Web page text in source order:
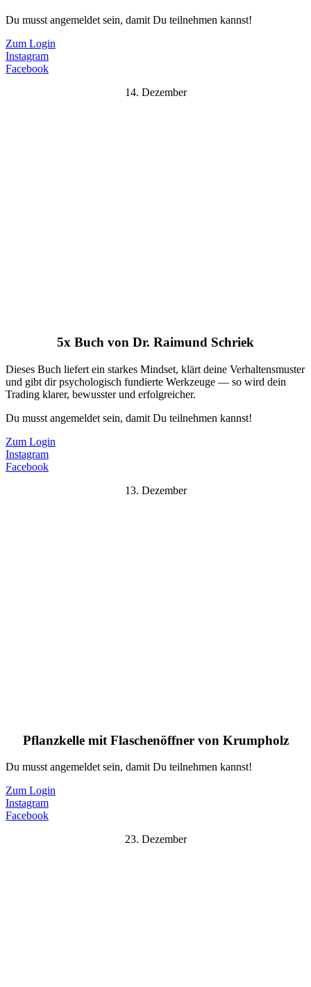
Du musst angemeldet sein, damit Du teilnehmen kannst!
Zum Login
Instagram
Facebook
14. Dezember
5x Buch von Dr. Raimund Schriek
Dieses Buch liefert ein starkes Mindset, klärt deine Verhaltensmuster
und gibt dir psychologisch fundierte Werkzeuge — so wird dein
Trading klarer, bewusster und erfolgreicher.
Du musst angemeldet sein, damit Du teilnehmen kannst!
Zum Login
Instagram
Facebook
13. Dezember
Pflanzkelle mit Flaschenöffner von Krumpholz
Du musst angemeldet sein, damit Du teilnehmen kannst!
Zum Login
Instagram
Facebook
23. Dezember